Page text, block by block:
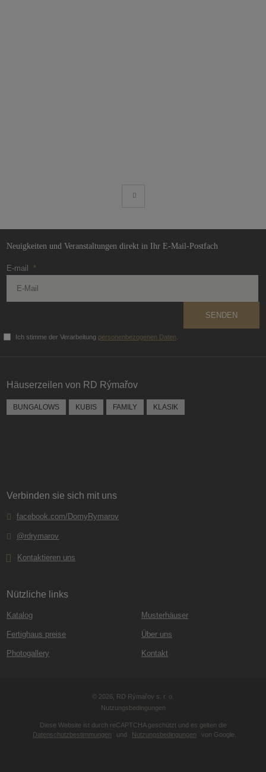
Neuigkeiten und Veranstaltungen direkt in Ihr E-Mail-Postfach
E-mail *
SENDEN
Ich stimme der Verarbeitung personenbezogenen Daten
nicht
gesendet
werden
Häuserzeilen von RD Rýmařov
BUNGALOWS KUBIS FAMILY KLASIK
Verbinden sie sich mit uns
facebook.com/DomyRymarov
@rdrymarov
Kontaktieren uns
Nützliche links
Katalog
Fertighaus preise
Photogallery
Musterhäuser
Über uns
Kontakt
© 2026, RD Rýmařov s. r. o.
Nutzungsbedingungen
Diese Website ist durch reCAPTCHA geschützt und es gelten die
Datenschutzbestimmungen
und Nutzungsbedingungen von Google.